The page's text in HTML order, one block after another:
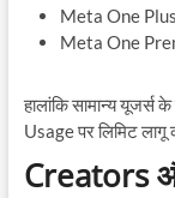
Meta One
Meta One
हालांकि सामान्य
Usage पर लिमिट लागू
Creators